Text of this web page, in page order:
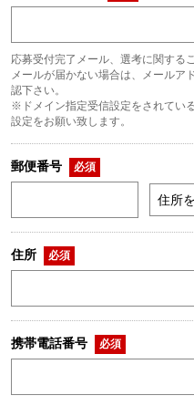
応募受付完了メール、選考に関する
メールが届かない場合は、メールア
認下さい。
※ドメイン指定受信設定をされてい
設定をお願い致します。
郵便番号 必須
住所
住所 必須
携帯電話番号 必須